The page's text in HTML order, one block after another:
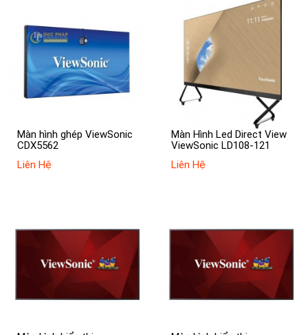
Màn hình ghép ViewSonic
CDX5562
Liên Hệ
Màn Hình Led Direct View
ViewSonic LD108-121
Liên Hệ